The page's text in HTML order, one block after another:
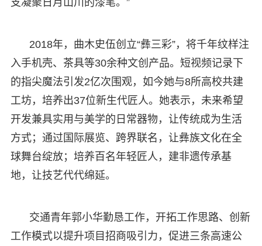
2018年，曲木史伍创立“彝三彩”，将千年纹样注
入手机壳、茶具等30余种文创产品。短视频记录下
的指尖魔法引发2亿次围观，如今她与8所高校共建
工坊，培养出37位新生代匠人。她表示，未来希望
开发兼具实用与美学的日常器物，让传统成为生活
方式；通过国际展览、跨界联名，让彝族文化在全
球舞台绽放；培养百名年轻匠人，建非遗传承基
地，让技艺代代绵延。
交通青年郭小华勤恳工作，开拓工作思路、创新
工作模式以提升项目招商吸引力，促进三条高速公